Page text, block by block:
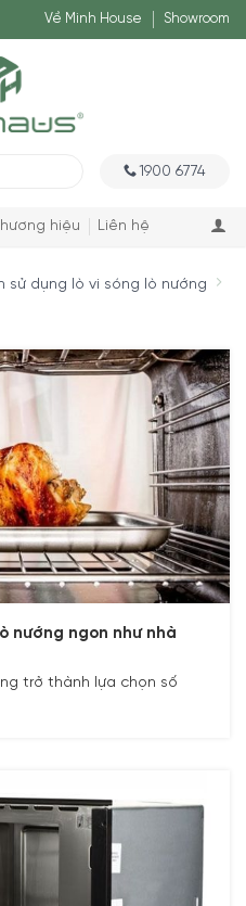
Về Minh House Showroom
1900 6774
hiệu Liên hệ
sử dụng lò vi sóng lò nướng
nướng ngon như nhà
trở thành lựa chọn số